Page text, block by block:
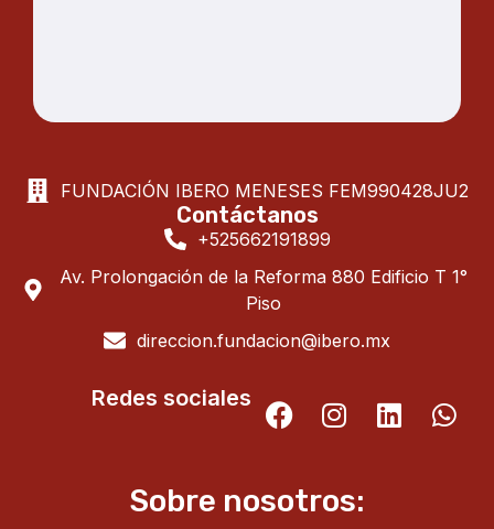
FUNDACIÓN IBERO MENESES FEM990428JU2
Contáctanos
+525662191899
Av. Prolongación de la Reforma 880 Edificio T 1°
Piso
direccion.fundacion@ibero.mx
Redes sociales
Sobre nosotros: